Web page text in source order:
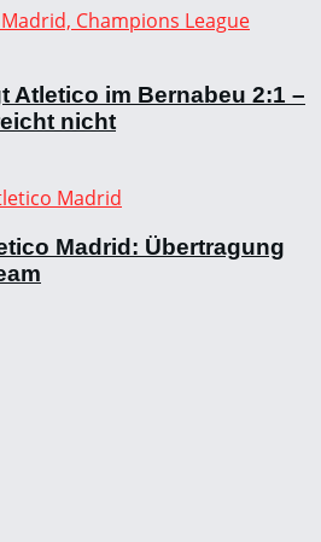
Atletico im Bernabeu 2:1 –
nicht
Madrid: Übertragung